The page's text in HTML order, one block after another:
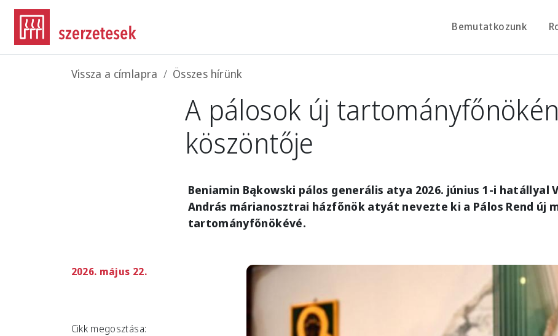
Ugrás a tartalomra
Bemutatkozunk
Morzsa
Vissza a címlapra Összes hírünk
A pálosok új
köszöntője
Beniamin Bąkowski pálos generális atya 2026. június 1-i hatállyal
András márianosztrai házfőnök atyát nevezte ki a Pálos Rend új
tartományfőnökévé.
2026. május 22.
Cikk megosztása:
Image